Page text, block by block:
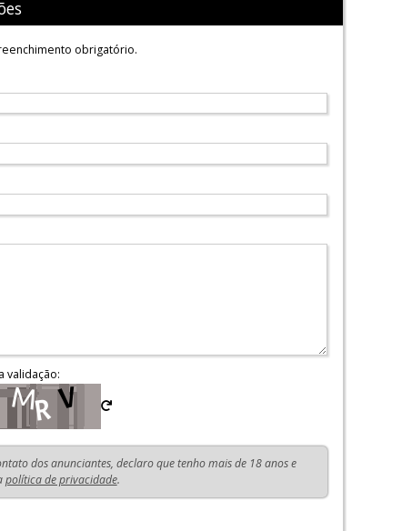
obrigatório.
validação:
dos anunciantes, declaro que tenho mais de 18 anos e
política de privacidade.